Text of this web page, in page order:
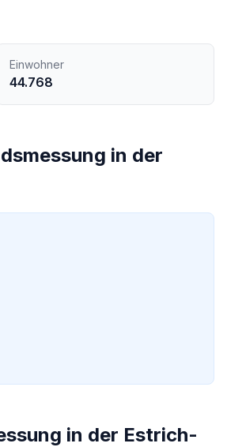
Einwohner
44.768
in der
in der Estrich-